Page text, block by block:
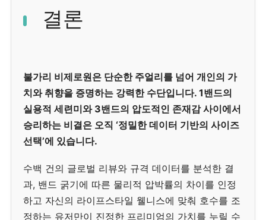
결론
불가리 비제로원은 단순한 주얼리를 넘어 개인의 가
치와 취향을 증명하는 강력한 수단입니다. 1밴드의
실용적 세련미와 3밴드의 압도적인 존재감 사이에서
승리하는 비결은 오직 ‘정밀한 데이터 기반의 사이즈
선택’에 있습니다.
수백 건의 글로벌 리뷰와 규격 데이터를 분석한 결
과, 밴드 굵기에 따른 물리적 압박률의 차이를 인정
하고 자신의 라이프스타일 웰니스에 맞춰 호수를 조
정하는 유저만이 진정한 프리미엄의 가치를 누릴 수